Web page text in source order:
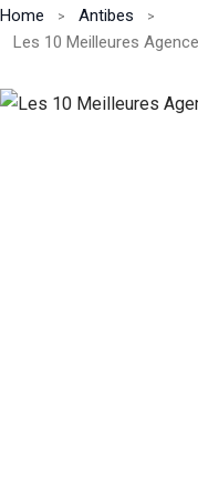
Home
Antibes
Les 10 Meilleures